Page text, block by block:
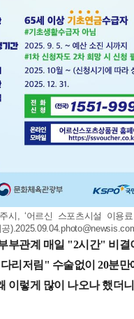
시, ‘어르신 스포츠시설 이용
)